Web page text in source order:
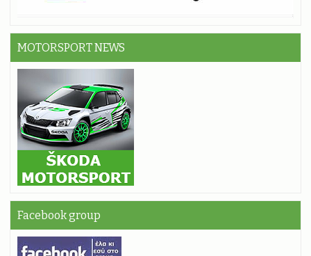
MOTORSPORT NEWS
Facebook group